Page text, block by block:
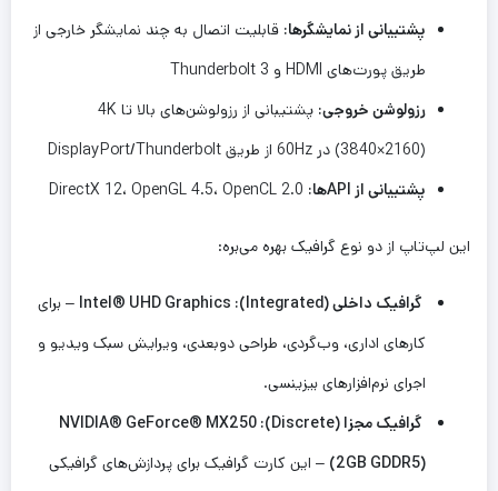
پشتیبانی از نمایشگرها: قابلیت اتصال به چند نمایشگر خارجی از
طریق پورت‌های HDMI و Thunderbolt 3
رزولوشن خروجی:
پشتیبانی از رزولوشن‌های بالا تا 4K
(3840×2160) در 60Hz از طریق DisplayPort/Thunderbolt
پشتیبانی از APIها:
این لپ‌تاپ از دو نوع گرافیک بهره می‌بره:
گرافیک داخلی (Integrated): Intel® UHD Graphics
– برای
کارهای اداری، وب‌گردی، طراحی دوبعدی، ویرایش سبک ویدیو و
اجرای نرم‌افزارهای بیزینسی.
گرافیک مجزا (Discrete): NVIDIA® GeForce® MX250
(2GB GDDR5) – این کارت گرافیک برای پردازش‌های گرافیکی